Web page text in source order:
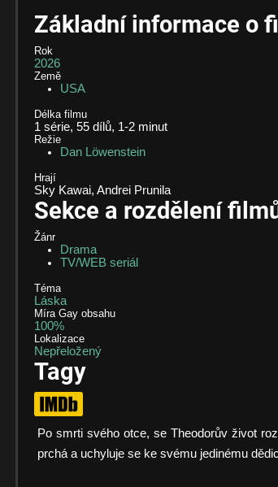
Základní informace o
Rok
2026
Země
USA
Délka filmu
1 série, 55 dílů, 1-2 minut
Režie
Dan Löwenstein
Hrají
Sky Kawai, Andrei Prunila
Sekce a rozdělení
Žánr
Drama
TV/WEB seriál
Téma
Láska
Míra Gay obsahu
100%
Lokalizace
Nepřeložený
Tagy
Po smrti svého otce, se Theodorův život
prchá a uchyluje se ke svému jedinému